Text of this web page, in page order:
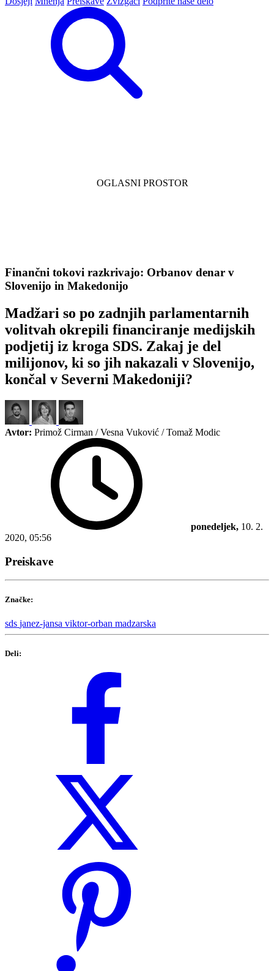
Finančni tokovi razkrivajo: Orbanov denar v
Slovenijo in Makedonijo
Madžari so po zadnjih parlamentarnih
volitvah okrepili financiranje medijskih
podjetij iz kroga SDS. Zakaj je del
milijonov, ki so jih nakazali v Slovenijo,
končal v Severni Makedoniji?
Avtor: Primož Cirman / Vesna Vuković / Tomaž Modic
ponedeljek, 10. 2.
2020, 05:56
Preiskave
Značke:
sds janez-jansa viktor-orban madzarska
Deli: